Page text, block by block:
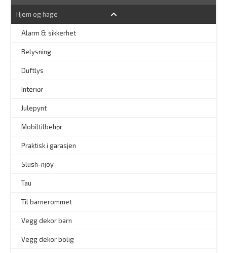
Hjem og hage
Alarm & sikkerhet
Belysning
Duftlys
Interiør
Julepynt
Mobiltilbehør
Praktisk i garasjen
Slush-njoy
Tau
Til barnerommet
Vegg dekor barn
Vegg dekor bolig